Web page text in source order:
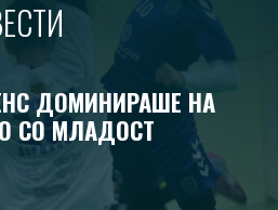
ДОМИНИРАШЕ НА
СО МЛАДОСТ